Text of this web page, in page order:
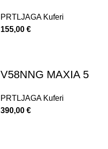
PRTLJAGA Kuferi
155,00 €
V58NNG MAXIA 5
PRTLJAGA Kuferi
390,00 €